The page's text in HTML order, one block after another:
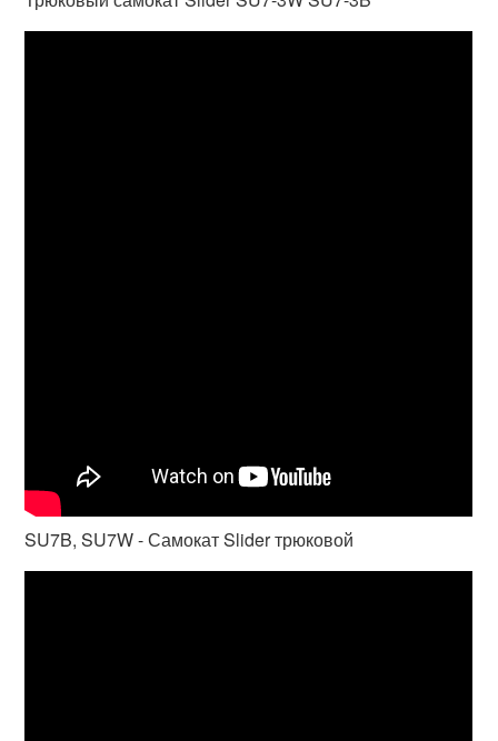
SU7B, SU7W - Самокат Slider трюковой